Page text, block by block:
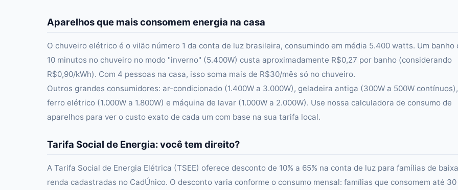
Aparelhos que mais consomem energia na casa
O chuveiro elétrico é o vilão número 1 da conta de luz brasileira, consumindo em média 5.400 watts. Um banho
10 minutos no chuveiro no modo "inverno" (5.400W) custa aproximadamente R$0,27 por banho (considerando
R$0,90/kWh). Com 4 pessoas na casa, isso soma mais de R$30/mês só no chuveiro.
Outros grandes consumidores: ar-condicionado (1.400W a 3.000W), geladeira antiga (300W a 500W contínuos),
ferro elétrico (1.000W a 1.800W) e máquina de lavar (1.000W a 2.000W). Use nossa calculadora de consumo de
aparelhos para ver o custo exato de cada um com base na sua tarifa local.
Tarifa Social de Energia: você tem direito?
A Tarifa Social de Energia Elétrica (TSEE) oferece desconto de 10% a 65% na conta de luz para famílias de baixa
renda cadastradas no CadÚnico. O desconto varia conforme o consumo mensal: famílias que consomem até 30